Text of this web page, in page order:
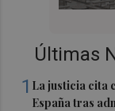
Últimas
1 La justicia cita
España tras